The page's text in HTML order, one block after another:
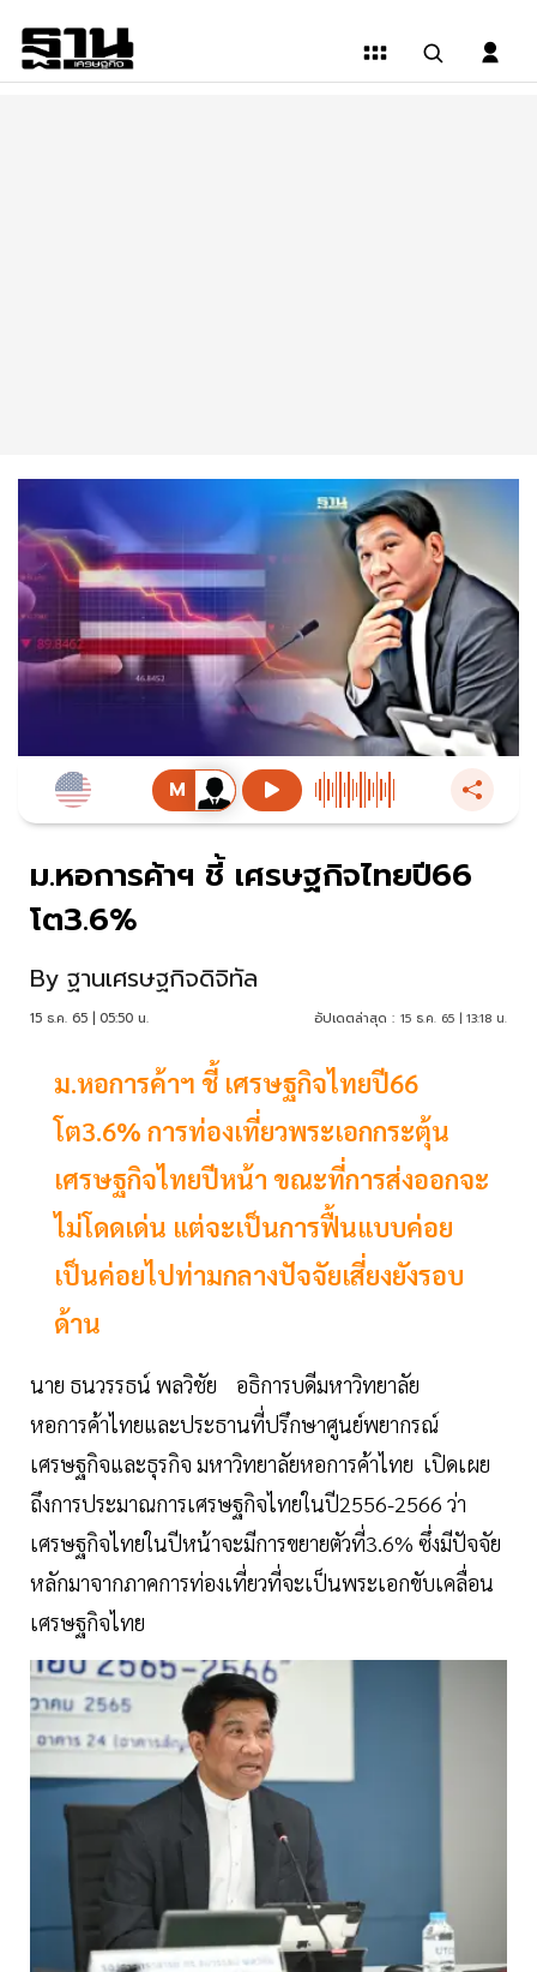
ม.หอการค้าฯ ชี้ เศรษฐกิจไทยปี66
โต3.6%
By ฐานเศรษฐกิจดิจิทัล
15 ธ.ค. 65 | 05:50 น. อัปเดตล่าสุด : 15 ธ.ค. 65 | 13:18 น.
ม.หอการค้าฯ ชี้ เศรษฐกิจไทยปี66
โต3.6% การท่องเที่ยวพระเอกกระตุ้น
เศรษฐกิจไทยปีหน้า ขณะที่การส่งออกจะ
ไม่โดดเด่น แต่จะเป็นการฟื้นแบบค่อย
เป็นค่อยไปท่ามกลางปัจจัยเสี่ยงยังรอบ
ด้าน
นาย ธนวรรธน์ พลวิชัย อธิการบดีมหาวิทยาลัย
หอการค้าไทยและประธานที่ปรึกษาศูนย์พยากรณ์
เศรษฐกิจและธุรกิจ มหาวิทยาลัยหอการค้าไทย เปิดเผย
ถึงการประมาณการเศรษฐกิจไทยในปี2556-2566 ว่า
เศรษฐกิจไทยในปีหน้าจะมีการขยายตัวที่3.6% ซึ่งมีปัจจัย
หลักมาจากภาคการท่องเที่ยวที่จะเป็นพระเอกขับเคลื่อน
เศรษฐกิจไทย